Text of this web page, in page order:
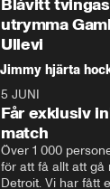
Blåvitt tvingas
utrymma
Ullevi
Jimmy hjärta
5 JUNI
Får exklusiv
match
Över 1 000
för att få allt att gå
Detroit. Vi har fått